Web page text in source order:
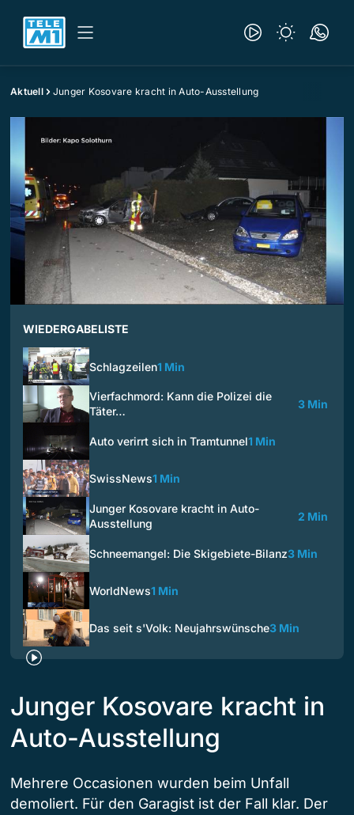
Aktuell Junger Kosovare kracht in Auto-Ausstellung
WIEDERGABELISTE
Schlagzeilen1 Min
Vierfachmord: Kann die Polizei die
Täter…
3 Min
Auto verirrt sich in Tramtunnel1 Min
SwissNews1 Min
Junger Kosovare kracht in Auto-
Ausstellung
2 Min
Schneemangel: Die Skigebiete-Bilanz3 Min
WorldNews1 Min
Das seit s'Volk: Neujahrswünsche3 Min
Junger Kosovare kracht in
Auto-Ausstellung
Mehrere Occasionen wurden beim Unfall
demoliert. Für den Garagist ist der Fall klar. Der